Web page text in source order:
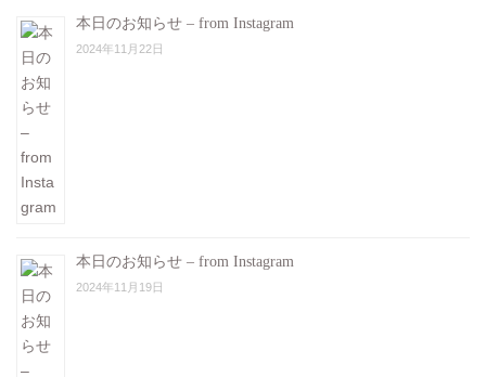
本日のお知らせ – from Instagram
2024年11月22日
本日のお知らせ – from Instagram
2024年11月19日